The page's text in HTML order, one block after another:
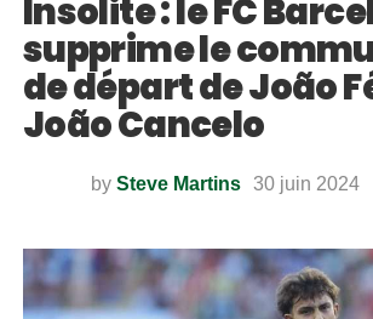
Insolite : le FC
supprime le
de départ de João
João Cancelo
by Steve Martins 30 juin 2024